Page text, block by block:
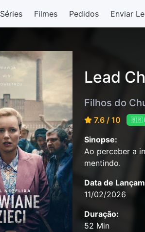
Séries Filmes Pedidos Enviar
Lead
Filhos do
7.6 / 10 🇧🇷
Sinopse:
Ao perceber a
mentindo.
Data de
11/02/2026
Duração:
52 Min